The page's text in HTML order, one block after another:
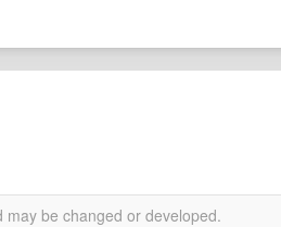
be changed or developed.